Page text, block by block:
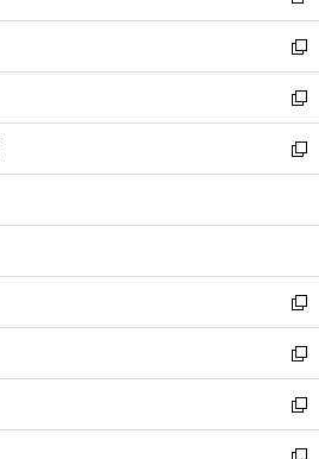
開
く
ウ
で
開
く
ン
ド
ウ
で
開
く
ウ
ィ
ン
ド
ウ
で
開
し
い
ウ
ィ
ン
ド
ウ
開
新
し
い
ウ
ィ
ン
ウ
開
く
新
し
い
ウ
ン
ウ
で
開
く
新
し
ウ
ン
ド
ウ
で
開
く
新
し
い
ウ
ィ
ン
新
し
い
ウ
新
し